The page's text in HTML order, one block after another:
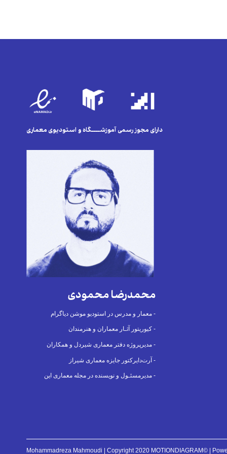
دارای مجوز رسمی آموزشــــگاه و استودیوی معماری
محمدرضا محمودی
معمار و مدرس در استودیو موشن دیاگرام -
کیوریتور آثـار معماران و هنرمندان -
مدیرپروژه دفتر معماری شیردل و همکاران -
آرت‌دایرکتور جایزه معماری شیراز -
مدیرمسئـول و نویسنده در مجله معماری این -